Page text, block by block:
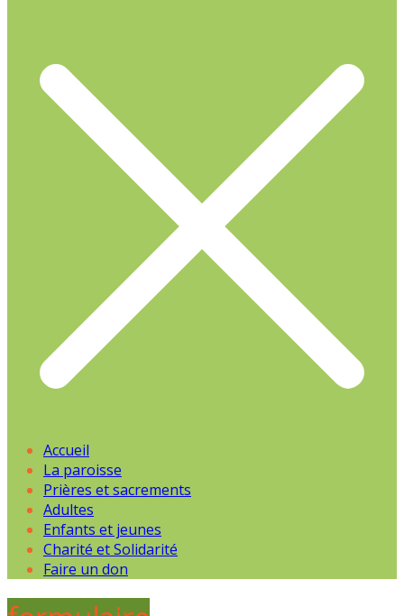
Accueil
La paroisse
Prières et sacrements
Adultes
Enfants et jeunes
Charité et Solidarité
Faire un don